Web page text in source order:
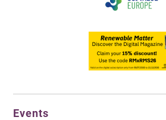
Events